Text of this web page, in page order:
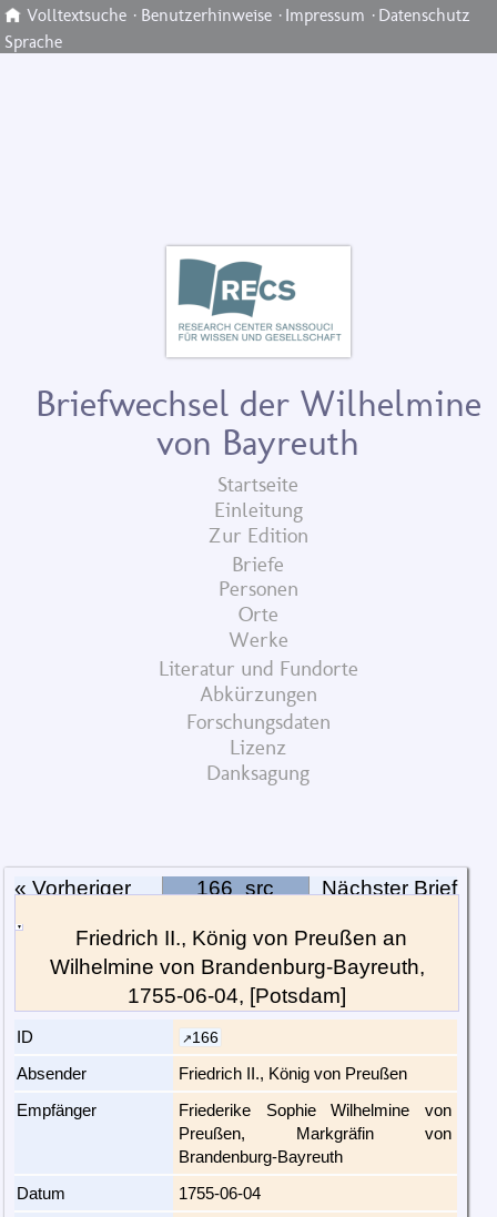
Volltextsuche · Benutzerhinweise· Impressum · Datenschutz
Sprache
Briefwechsel der Wilhelmine
von Bayreuth
Startseite
Einleitung
Zur Edition
Briefe
Personen
Orte
Werke
Literatur und Fundorte
Abkürzungen
Forschungsdaten
Lizenz
Danksagung
« Vorheriger
166_src
Nächster Brief
▼
Friedrich II., König von Preußen an
Wilhelmine von Brandenburg-Bayreuth,
1755-06-04, [Potsdam]
ID 166
Absender
Friedrich II., König von Preußen
Empfänger
Friederike Sophie Wilhelmine von
Preußen, Markgräfin von
Brandenburg-Bayreuth
Datum
1755-06-04